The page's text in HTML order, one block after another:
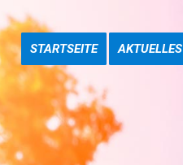
STARTSEITE AKTUELLES